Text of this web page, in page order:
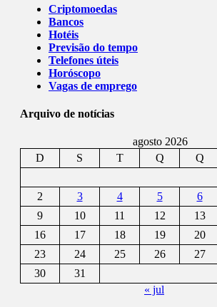
Criptomoedas
Bancos
Hotéis
Previsão do tempo
Telefones úteis
Horóscopo
Vagas de emprego
Arquivo de notícias
agosto 2026
D
S T Q Q
2
3 4 5 6
9
10 11 12 13
16
17 18 19 20
23
24 25 26 27
30
31
« jul